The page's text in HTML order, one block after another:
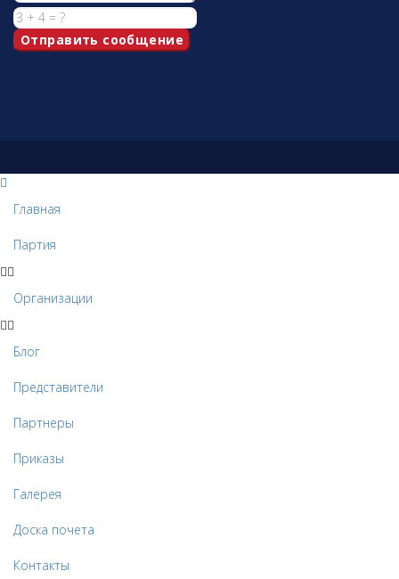
Главная
Партия
Организации
Блог
Представители
Партнеры
Приказы
Галерея
Доска почета
Контакты